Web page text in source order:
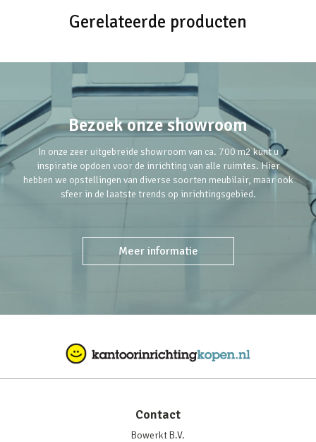
Gerelateerde producten
Bezoek onze showroom
In onze zeer uitgebreide showroom van ca. 700 m2 kunt u
inspiratie opdoen voor de inrichting van alle ruimtes. Hier
hebben we opstellingen van diverse soorten meubilair, maar ook
sfeer in de laatste trends op inrichtingsgebied.
Meer informatie
Contact
Bowerkt B.V.